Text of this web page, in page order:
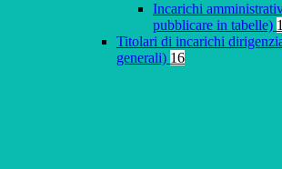
Incarichi
pubblicare in tabelle) 1
Titolari di incarichi
generali) 16